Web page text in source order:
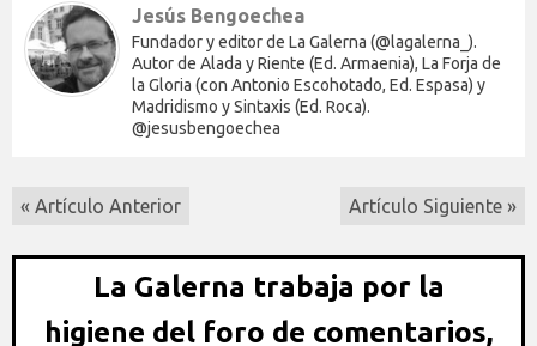
Jesús Bengoechea
Fundador y editor de La Galerna (@lagalerna_).
Autor de Alada y Riente (Ed. Armaenia), La Forja de
la Gloria (con Antonio Escohotado, Ed. Espasa) y
Madridismo y Sintaxis (Ed. Roca).
@jesusbengoechea
« Artículo Anterior Artículo Siguiente »
La Galerna trabaja por la
higiene del foro de comentarios,